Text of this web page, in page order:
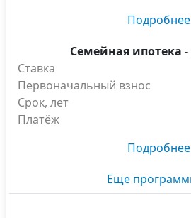
Подробнее
Семейная ипотека
Ставка
Первоначальный взнос
Срок, лет
Платёж
Подробнее
Еще